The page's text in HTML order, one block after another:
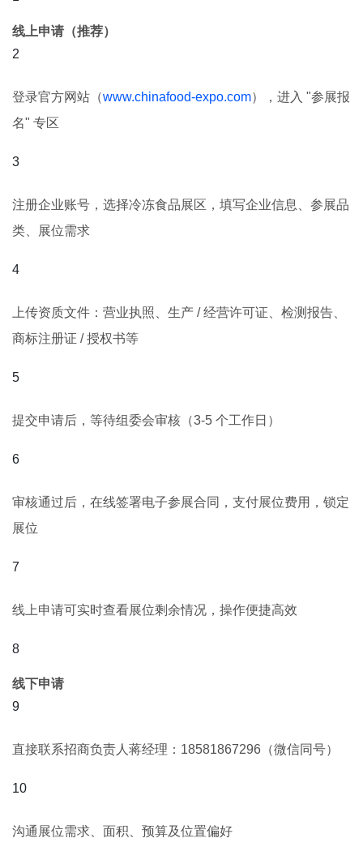
线上申请（推荐）
登录官方网站（www.chinafood-expo.com），进入 "参展报
名" 专区
注册企业账号，选择冷冻食品展区，填写企业信息、参展品
类、展位需求
上传资质文件：营业执照、生产 / 经营许可证、检测报告、
商标注册证 / 授权书等
提交申请后，等待组委会审核（3-5 个工作日）
审核通过后，在线签署电子参展合同，支付展位费用，锁定
展位
线上申请可实时查看展位剩余情况，操作便捷高效
线下申请
直接联系招商负责人蒋经理：18581867296（微信同号）
沟通展位需求、面积、预算及位置偏好